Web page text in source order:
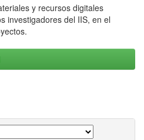
y recursos digitales
investigadores del IIS, en el